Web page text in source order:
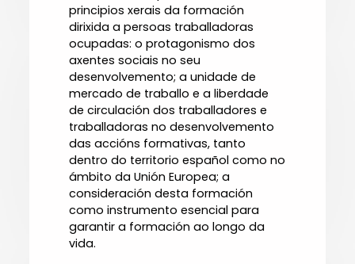
principios xerais da formación
dirixida a persoas traballadoras
ocupadas: o protagonismo dos
axentes sociais no seu
desenvolvemento; a unidade de
mercado de traballo e a liberdade
de circulación dos traballadores e
traballadoras no desenvolvemento
das accións formativas, tanto
dentro do territorio español como no
ámbito da Unión Europea; a
consideración desta formación
como instrumento esencial para
garantir a formación ao longo da
vida.